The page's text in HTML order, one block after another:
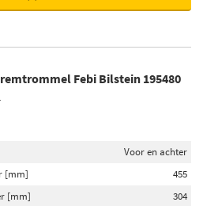
Febi Bilstein 195480
Voor en achter
[mm]
455
[mm]
304